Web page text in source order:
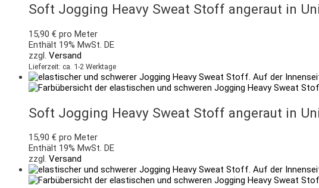
Soft Jogging Heavy Sweat Stoff angeraut in
15,90 € pro Meter
Enthält 19% MwSt. DE
zzgl. Versand
Lieferzeit: ca. 1-2 Werktage
Soft Jogging Heavy Sweat Stoff angeraut in
15,90 € pro Meter
Enthält 19% MwSt. DE
zzgl. Versand